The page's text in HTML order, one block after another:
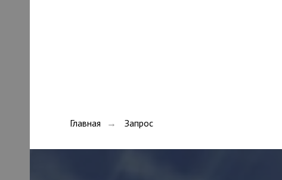
Главная → Запрос